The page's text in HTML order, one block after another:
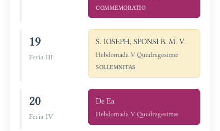
COMMEMORATIO
19
Feria III
S. IOSEPH, SPONSI B. M. V.
Hebdomada V Quadragesimæ
SOLLEMNITAS
20
Feria IV
De Ea
Hebdomada V Quadragesimæ